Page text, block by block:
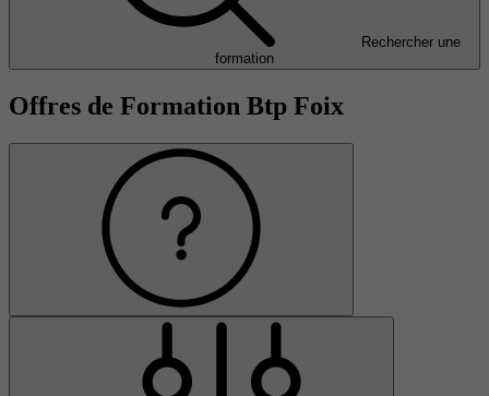
Rechercher une
formation
Offres de Formation Btp Foix